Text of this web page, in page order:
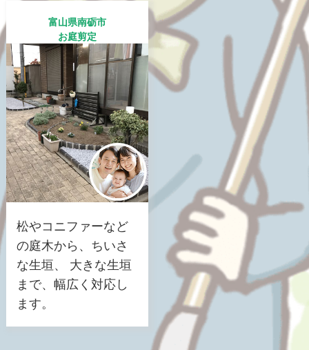
富山県南砺市
お庭剪定
松やコニファーなど
の庭木から、ちいさ
な生垣、 大きな生垣
まで、幅広く対応し
ます。